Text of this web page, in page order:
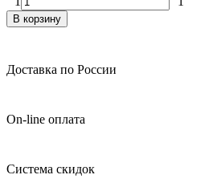
В корзину
Доставка по России
On-line оплата
Система скидок